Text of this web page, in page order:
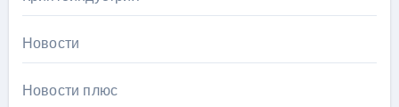
Новости
Новости плюс